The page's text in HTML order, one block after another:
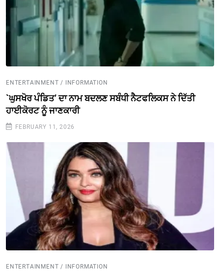
ENTERTAINMENT / INFORMATION
`ਘੁਸਖੋਰ ਪੰਡਿਤ’ ਦਾ ਨਾਮ ਬਦਲਣ ਸਬੰਧੀ ਨੈਟਫਲਿਕਸ ਨੇ ਦਿੱਤੀ
ਹਾਈਕੋਰਟ ਨੂੰ ਜਾਣਕਾਰੀ
FEBRUARY 11, 2026
ENTERTAINMENT / INFORMATION